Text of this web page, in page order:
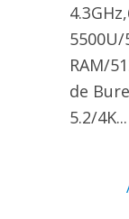
5500U/
RAM/
de
5.2/4K...